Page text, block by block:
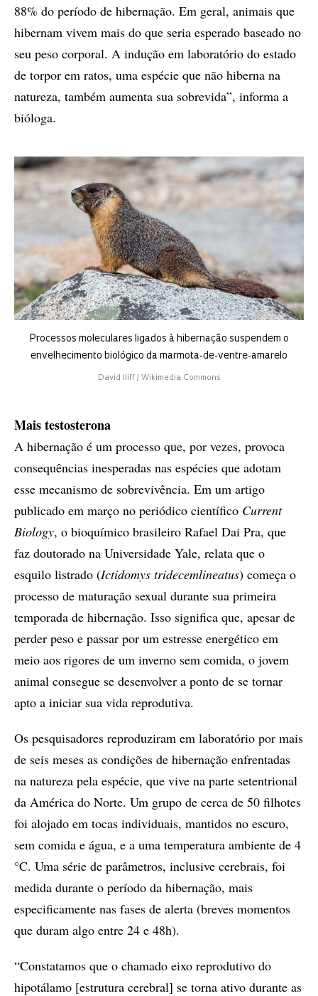
88% do período de hibernação. Em geral, animais que
hibernam vivem mais do que seria esperado baseado no
seu peso corporal. A indução em laboratório do estado
de torpor em ratos, uma espécie que não hiberna na
natureza, também aumenta sua sobrevida”, informa a
bióloga.
Processos moleculares ligados à hibernação suspendem o
envelhecimento biológico da marmota-de-ventre-amarelo
David Iliff / Wikimedia Commons
Mais testosterona
A hibernação é um processo que, por vezes, provoca
consequências inesperadas nas espécies que adotam
esse mecanismo de sobrevivência. Em um artigo
publicado em março no periódico científico Current
Biology, o bioquímico brasileiro Rafael Dai Pra, que
faz doutorado na Universidade Yale, relata que o
esquilo listrado (Ictidomys tridecemlineatus) começa o
processo de maturação sexual durante sua primeira
temporada de hibernação. Isso significa que, apesar de
perder peso e passar por um estresse energético em
meio aos rigores de um inverno sem comida, o jovem
animal consegue se desenvolver a ponto de se tornar
apto a iniciar sua vida reprodutiva.
Os pesquisadores reproduziram em laboratório por mais
de seis meses as condições de hibernação enfrentadas
na natureza pela espécie, que vive na parte setentrional
da América do Norte. Um grupo de cerca de 50 filhotes
foi alojado em tocas individuais, mantidos no escuro,
sem comida e água, e a uma temperatura ambiente de 4
°C. Uma série de parâmetros, inclusive cerebrais, foi
medida durante o período da hibernação, mais
especificamente nas fases de alerta (breves momentos
que duram algo entre 24 e 48h).
“Constatamos que o chamado eixo reprodutivo do
hipotálamo [estrutura cerebral] se torna ativo durante as